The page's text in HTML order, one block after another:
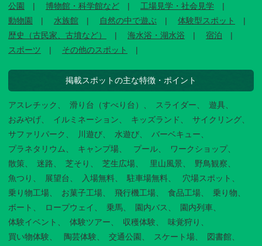
公園
博物館・科学館など
工場見学・社会見学
動物園
水族館 自然の中で遊ぶ
体験型スポット
歴史（古民家、古墳など）
海水浴・湖水浴
宿泊
スポーツ
その他のスポット
掲載スポットの主な特徴・ポイント
アスレチック 滑り台（すべり台） スライダー
遊具
おみやげ
イルミネーション キッズランド
サイクリング
サファリパーク
川遊び 水遊び
バーベキュー
プラネタリウム
キャンプ場 プール
ワークショップ
散策
迷路 芝そり 芝生広場 里山風景
野鳥観察
魚つり
展望台 入場無料 駐車場無料
穴場スポット
乗り物工場
お菓子工場 飛行機工場 食品工場
乗り物
ボート
ロープウェイ 乗馬 園内バス
園内列車
体験イベント
体験ツアー 収穫体験
味覚狩り
買い物体験
陶芸体験 交通公園 スケート場 図書館